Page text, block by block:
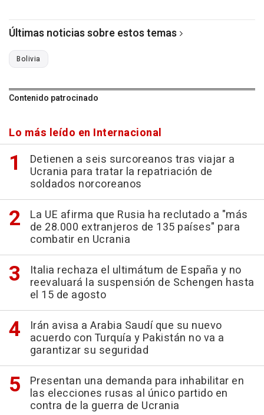
Últimas noticias sobre estos temas
Bolivia
Contenido patrocinado
Lo más leído en Internacional
Detienen a seis surcoreanos tras viajar a
Ucrania para tratar la repatriación de
soldados norcoreanos
La UE afirma que Rusia ha reclutado a "más
de 28.000 extranjeros de 135 países" para
combatir en Ucrania
Italia rechaza el ultimátum de España y no
reevaluará la suspensión de Schengen hasta
el 15 de agosto
Irán avisa a Arabia Saudí que su nuevo
acuerdo con Turquía y Pakistán no va a
garantizar su seguridad
Presentan una demanda para inhabilitar en
las elecciones rusas al único partido en
contra de la guerra de Ucrania